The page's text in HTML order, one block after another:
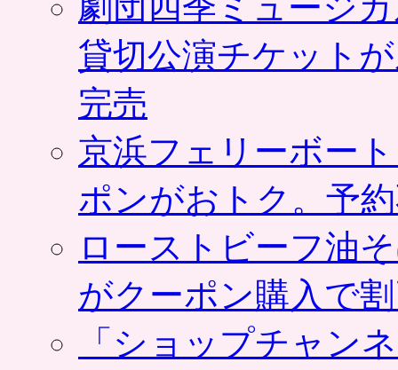
劇団四季ミュージ
貸切公演チケット
完売
京浜フェリーボー
ポンがおトク。予
ローストビーフ油
がクーポン購入で
「ショップチャン